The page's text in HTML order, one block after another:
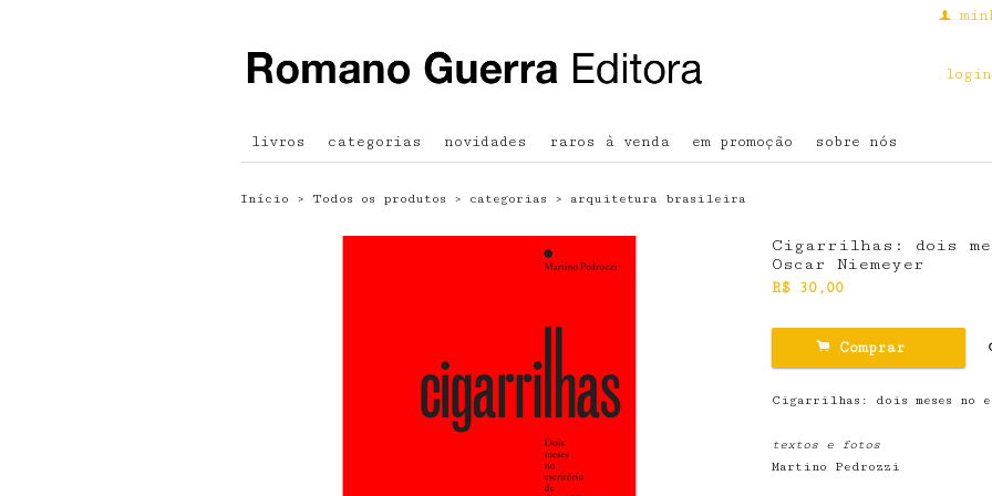
f
login
livros categorias novidades raros à venda em promoção sobre nós
Início › Todos os produtos › categorias › arquitetura brasileira
Cigarrilhas: dois
Oscar Niemeyer
R$ 30,00
.Comprar
Cigarrilhas: dois meses no
textos e fotos
Martino Pedrozzi